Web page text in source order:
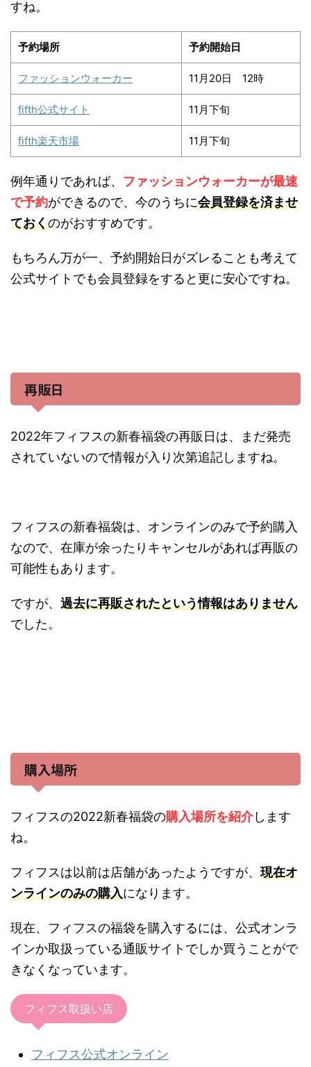
すね。
予約場所 予約開始日
ファッションウォーカー 11月20日 12時
fifth公式サイト 11月下旬
fifth楽天市場 11月下旬
例年通りであれば、 ファッションウォーカーが最速
で予約ができるので、今のうちに会員登録を済ませ
ておくのがおすすめです。
もちろん万が一、予約開始日がズレることも考えて
公式サイトでも会員登録をすると更に安心ですね。
再販日
2022年フィフスの新春福袋の再販日は、まだ発売
されていないので情報が入り次第追記しますね。
フィフスの新春福袋は、オンラインのみで予約購入
なので、在庫が余ったりキャンセルがあれば再販の
可能性もあります。
ですが、 過去に再販されたという情報はありません
でした。
購入場所
フィフスの2022新春福袋の購入場所を紹介します
ね。
フィフスは以前は店舗があったようですが、 現在オ
ンラインのみの購入になります。
現在、フィフスの福袋を購入するには、公式オンラ
インか取扱っている通販サイトでしか買うことがで
きなくなっています。
フィフス取扱い店
フィフス公式オンライン